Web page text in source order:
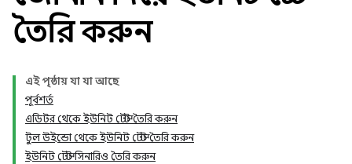
তৈরি করুন
এই পৃষ্ঠায় যা যা আছে
পূর্বশর্ত
এডিটর থেকে ইউনিট টেস্ট তৈরি করুন
টুল উইন্ডো থেকে ইউনিট টেস্ট তৈরি করুন
ইউনিট টেস্ট সিনারিও তৈরি করুন